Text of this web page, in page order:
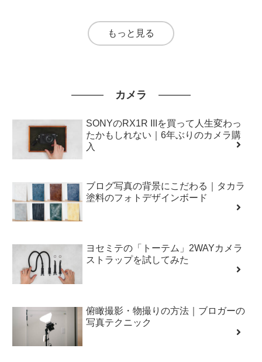
もっと見る
カメラ
SONYのRX1R IIIを買って人生変わっ
たかもしれない｜6年ぶりのカメラ購
入
ブログ写真の背景にこだわる｜タカラ
塗料のフォトデザインボード
ヨセミテの「トーテム」2WAYカメラ
ストラップを試してみた
俯瞰撮影・物撮りの方法｜ブロガーの
写真テクニック